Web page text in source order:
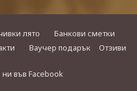
лято
Банкови сметки
Ваучер подарък Отзиви
във Facebook